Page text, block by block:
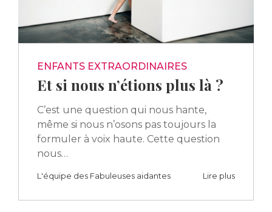
ENFANTS EXTRAORDINAIRES
Et si nous n’étions plus là ?
C’est une question qui nous hante,
même si nous n’osons pas toujours la
formuler à voix haute. Cette question
nous…
L'équipe des Fabuleuses aidantes Lire plus